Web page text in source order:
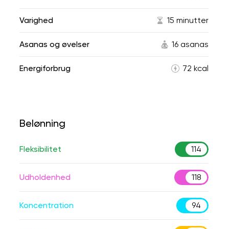
Varighed 15 minutter
Asanas og øvelser 16 asanas
Energiforbrug 72 kcal
Belønning
Fleksibilitet 114
Udholdenhed 118
Koncentration 94